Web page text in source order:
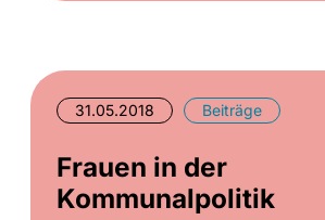
31.05.2018 Beiträge
Frauen in der
Kommunalpolitik